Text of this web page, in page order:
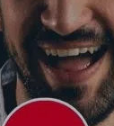
in
de door